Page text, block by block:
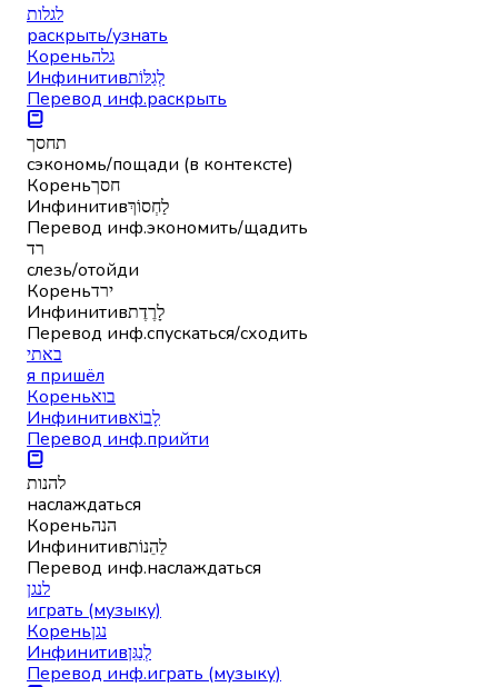
לגלות
раскрыть/узнать
Кореньגלה
Инфинитивלְגַלּוֹת
Перевод инф.раскрыть
תחסך
сэкономь/пощади (в контексте)
Кореньחסך
Инфинитивלַחְסוֹךְ
Перевод инф.экономить/щадить
רד
слезь/отойди
Кореньירד
Инфинитивלָרֶדֶת
Перевод инф.спускаться/сходить
באתי
я пришёл
Кореньבוא
Инфинитивלָבוֹא
Перевод инф.прийти
להנות
наслаждаться
Кореньהנה
Инфинитивלֵהֵנוֹת
Перевод инф.наслаждаться
לנגן
играть (музыку)
Кореньנגן
Инфинитивלְנַגֵּן
Перевод инф.играть (музыку)